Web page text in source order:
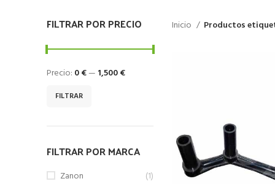
FILTRAR POR PRECIO
Precio
Precio
FILTRAR
Precio: 0 €— 1,500 €
FILTRAR POR MARCA
Zanon (1)
Inicio Productos